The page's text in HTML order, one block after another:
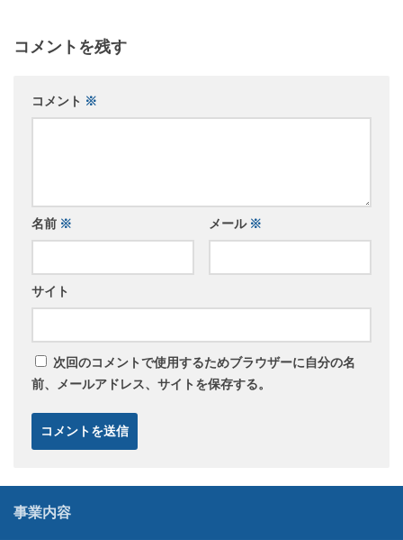
コメントを残す
コメント ※
名前 ※ メール ※
サイト
次回のコメントで使用するためブラウザーに自分の名
前、メールアドレス、サイトを保存する。
事業内容